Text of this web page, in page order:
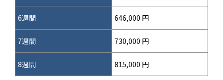
6週間 646,000 円
7週間 730,000 円
8週間 815,000 円